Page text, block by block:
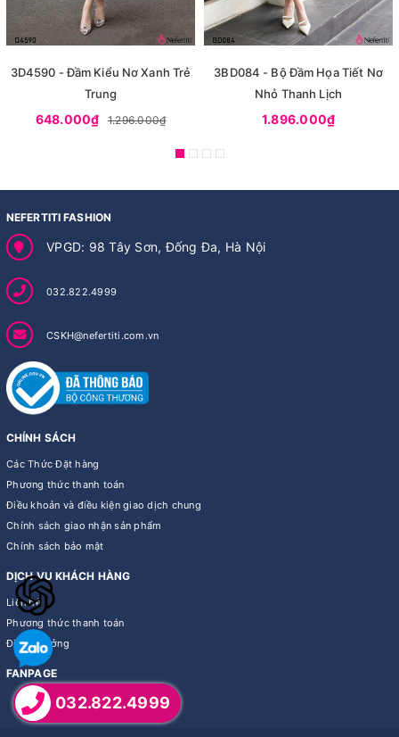
3D4590 - Đầm Kiểu Nơ Xanh Trẻ
Trung
648.000₫ 1.296.000₫
3BD084 - Bộ Đầm Họa Tiết Nơ
Nhỏ Thanh Lịch
1.896.000₫
NEFERTITI FASHION
VPGD: 98 Tây Sơn, Đống Đa, Hà Nội
032.822.4999
CSKH@nefertiti.com.vn
CHÍNH SÁCH
Các Thức Đặt hàng
Phương thức thanh toán
Điều khoản và điều kiện giao dịch chung
Chính sách giao nhận sản phẩm
Chính sách bảo mật
DỊCH VỤ KHÁCH HÀNG
Liên hệ
Phương thức thanh toán
Điểm thưởng
FANPAGE
032.822.4999